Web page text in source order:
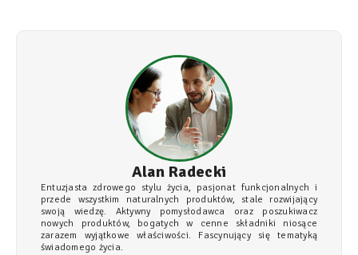
Alan Radecki
Entuzjasta zdrowego stylu życia, pasjonat funkcjonalnych i
przede wszystkim naturalnych produktów, stale rozwijający
swoją wiedzę. Aktywny pomysłodawca oraz poszukiwacz
nowych produktów, bogatych w cenne składniki niosące
zarazem wyjątkowe właściwości. Fascynujący się tematyką
świadomego życia.